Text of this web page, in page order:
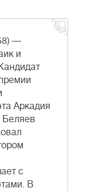
—
и
Аркадия
Беляев
с
В